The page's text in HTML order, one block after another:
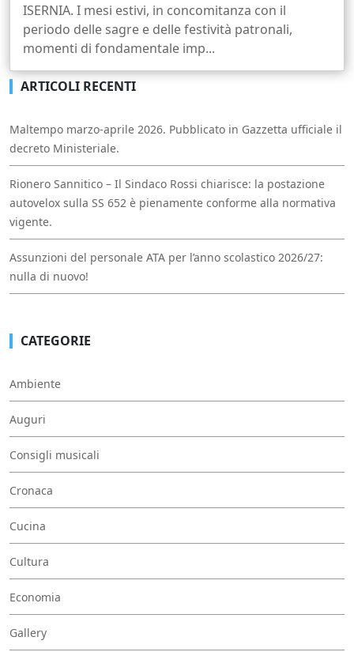
ISERNIA. I mesi estivi, in concomitanza con il
periodo delle sagre e delle festività patronali,
momenti di fondamentale imp...
ARTICOLI RECENTI
Maltempo marzo-aprile 2026. Pubblicato in Gazzetta ufficiale il
decreto Ministeriale.
Rionero Sannitico – Il Sindaco Rossi chiarisce: la postazione
autovelox sulla SS 652 è pienamente conforme alla normativa
vigente.
Assunzioni del personale ATA per l’anno scolastico 2026/27:
nulla di nuovo!
CATEGORIE
Ambiente
Auguri
Consigli musicali
Cronaca
Cucina
Cultura
Economia
Gallery